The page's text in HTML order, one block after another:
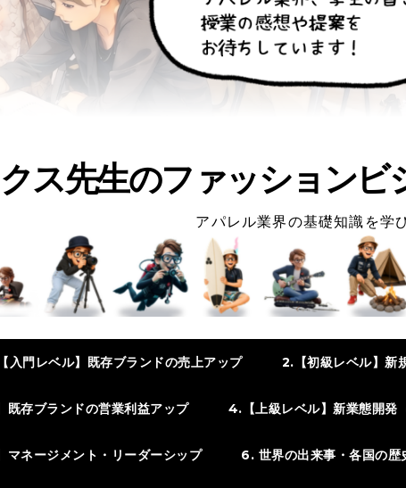
ス先生のファッションビ
アパレル業界の基礎知識を学
入門レベル】既存ブランドの売上アップ 2.【初級レベル】新
既存ブランドの営業利益アップ 4.【上級レベル】新業態開発
マネージメント・リーダーシップ 6. 世界の出来事・各国の歴